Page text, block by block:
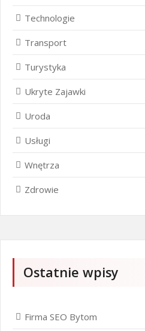
Technologie
Transport
Turystyka
Ukryte Zajawki
Uroda
Usługi
Wnętrza
Zdrowie
Ostatnie wpisy
Firma SEO Bytom